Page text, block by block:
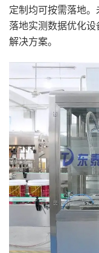
定制均可按需落地
落地实测数据优化
解决方案。